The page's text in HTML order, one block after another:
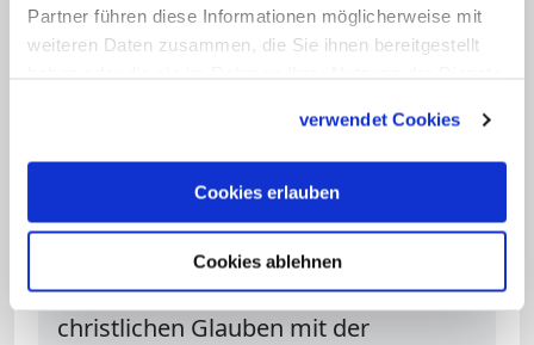
Partner führen diese Informationen möglicherweise mit
weiteren Daten zusammen, die Sie ihnen bereitgestellt
verwendet Cookies
Cookies erlauben
Cookies ablehnen
aus der nationalsozialistischen Zeit
besonders sensibel, und Kardinal
verwendeten bewusst gewählt haben.
Die Art und Weise, wie er die
Antipode von "Deutschen Christen"
(und ihrem irrigen Versuch, den
christlichen Glauben mit der